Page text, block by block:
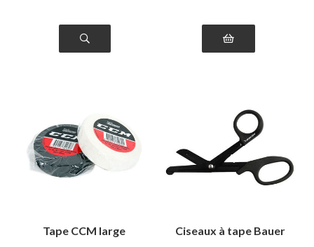
Tape CCM large Ciseaux à tape Bauer